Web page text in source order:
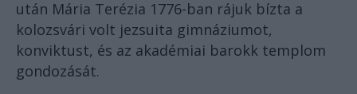
után Mária Terézia 1776-ban rájuk bízta a
kolozsvári volt jezsuita gimnáziumot,
konviktust, és az akadémiai barokk templom
gondozását.